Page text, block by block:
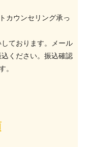
カウンセリング承っ
ております。
メール
ください。 振込確認
。